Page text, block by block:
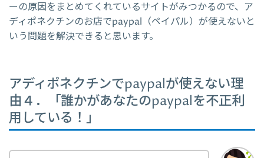
ーの原因をまとめてくれているサイトがみつかるので、ア
ディポネクチンのお店でpaypal（ペイパル）が使えないと
いう問題を解決できると思います。
アディポネクチンでpaypalが使えない理
由４．「誰かがあなたのpaypalを不正利
用している！」